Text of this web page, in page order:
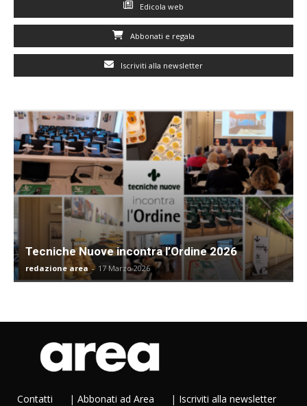
Edicola web
Abbonati e regala
Iscriviti alla newsletter
Tecniche Nuove incontra l’Ordine 2026
redazione area - 17 Marzo 2026
Contatti | Abbonati ad Area | Iscriviti alla newsletter